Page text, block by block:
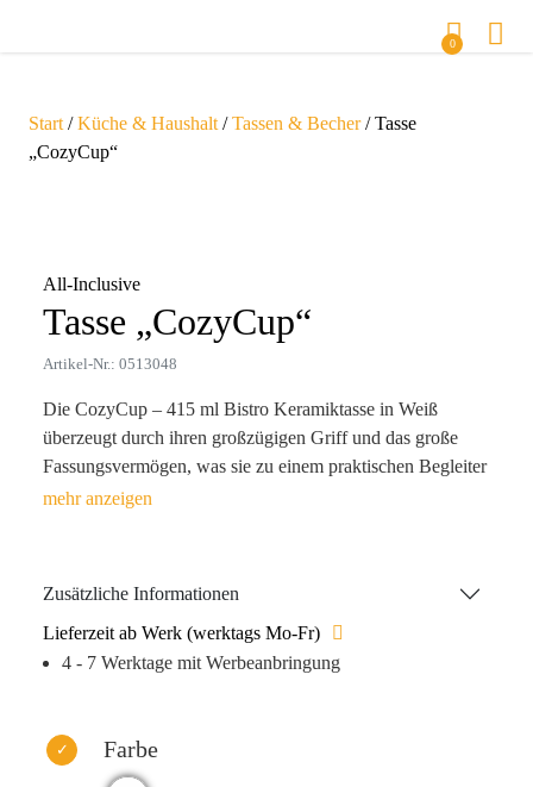
0
Start /Küche & Haushalt /Tassen & Becher/ Tasse
„CozyCup“
All-Inclusive
Tasse „CozyCup“
Artikel-Nr.: 0513048
Die CozyCup – 415 ml Bistro Keramiktasse in Weiß
überzeugt durch ihren großzügigen Griff und das große
Fassungsvermögen, was sie zu einem praktischen Begleiter
für den täglichen Gebrauch macht. Mit Ihrem Siebdruck-
Zusätzliche Informationen
Lieferzeit ab Werk (werktags Mo-Fr)
4 - 7 Werktage mit Werbeanbringung
Farbe